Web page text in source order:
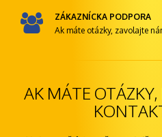
ZÁKAZNÍCKA PODPORA
Ak máte otázky, zavolajte
AK MÁTE